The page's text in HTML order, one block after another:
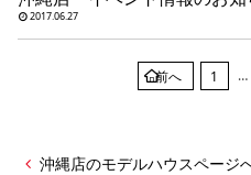
2017.06.27
前へ 1 …
沖縄店のモデルハウスページ